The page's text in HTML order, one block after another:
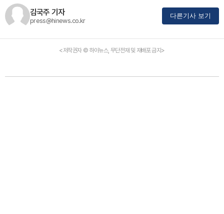
김국주 기자
press@hinews.co.kr
다른기사 보기
<저작권자 © 하이뉴스, 무단전재 및 재배포 금지>